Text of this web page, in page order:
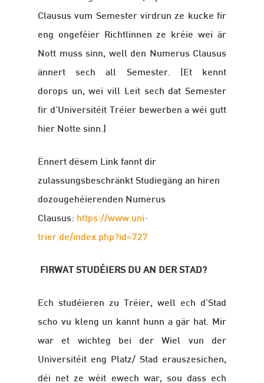
Clausus vum Semester virdrun ze kucke fir
eng ongeféier Richtlinnen ze kréie wei är
Nott muss sinn, well den Numerus Clausus
ännert sech all Semester. (Et kennt
dorops un, wei vill Leit sech dat Semester
fir d’Universitéit Tréier bewerben a wéi gutt
hier Notte sinn.)
Ënnert dësem Link fannt dir
zulassungsbeschränkt Studiegäng an hiren
dozougehéierenden Numerus
Clausus: https://www.uni-
trier.de/index.php?id=727
FIRWAT STUDÉIERS DU AN DER STAD?
Ech studéieren zu Tréier, well ech d’Stad
scho vu kleng un kannt hunn a gär hat. Mir
war et wichteg bei der Wiel vun der
Universitéit eng Platz/ Stad erauszesichen,
déi net ze wéit ewech war, sou dass ech